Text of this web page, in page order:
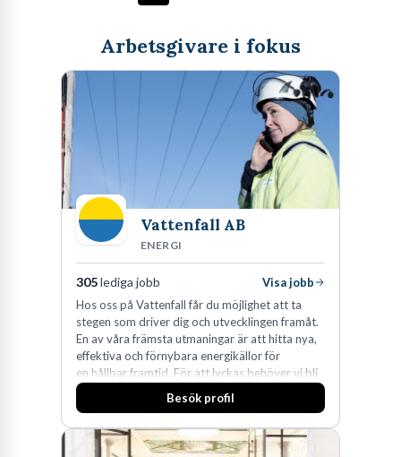
Arbetsgivare i fokus
Vattenfall AB
ENERGI
305lediga jobb
Visa jobb
Hos oss på Vattenfall får du möjlighet att ta
stegen som driver dig och utvecklingen framåt.
En av våra främsta utmaningar är att hitta nya,
effektiva och förnybara energikällor för
en hållbar framtid. För att lyckas behöver vi bli
fler medarbetare som vill göra skillnad.
Besök profil